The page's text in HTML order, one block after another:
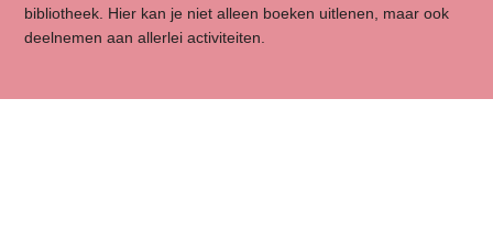
bibliotheek. Hier kan je niet alleen boeken uitlenen, maar ook
deelnemen aan allerlei activiteiten.